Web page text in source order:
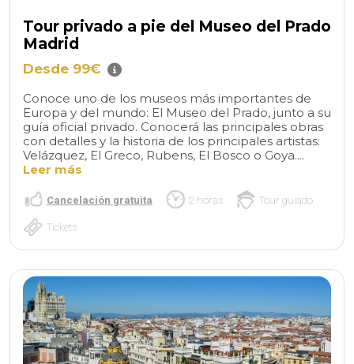
Tour privado a pie del Museo del Prado
Madrid
Desde 99€
Conoce uno de los museos más importantes de
Europa y del mundo: El Museo del Prado, junto a su
guía oficial privado. Conocerá las principales obras
con detalles y la historia de los principales artistas:
Velázquez, El Greco, Rubens, El Bosco o Goya....
Leer más
Cancelación gratuita 2 horas Tour guiado
Tickets